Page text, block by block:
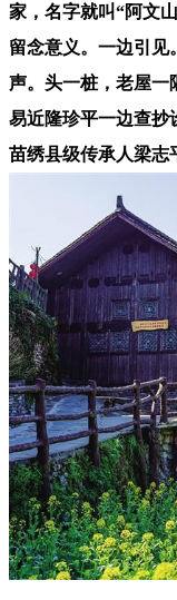
家，名字就叫“阿文
留念意义。一边引见
声。头一桩，老屋一
易近隆珍平一边查抄
苗绣县级传承人梁志